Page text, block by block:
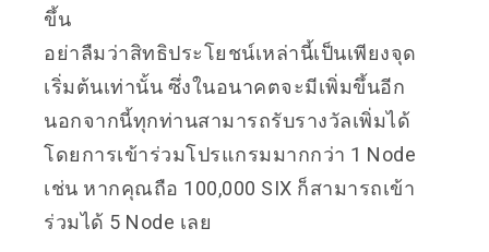
ขึ้น
อย่าลืมว่าสิทธิประโยชน์เหล่านี้เป็นเพียงจุด
เริ่มต้นเท่านั้น ซึ่งในอนาคตจะมีเพิ่มขึ้นอีก
นอกจากนี้ทุกท่านสามารถรับรางวัลเพิ่มได้
โดยการเข้าร่วมโปรแกรมมากกว่า 1 Node
เช่น หากคุณถือ 100,000 SIX ก็สามารถเข้า
ร่วมได้ 5 Node เลย